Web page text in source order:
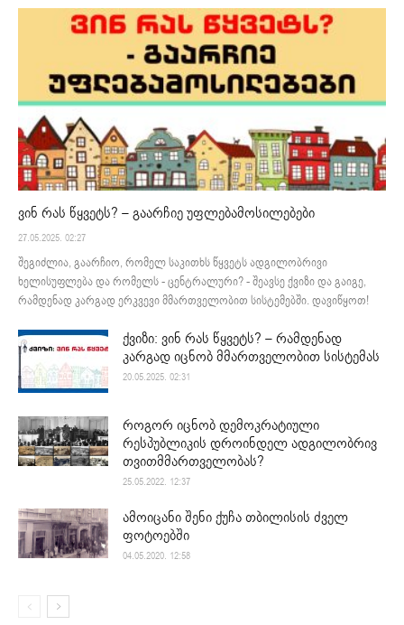
ვინ რას წყვეტს? – გაარჩიე უფლებამოსილებები
27.05.2025. 02:27
შეგიძლია, გაარჩიო, რომელ საკითხს წყვეტს ადგილობრივი
ხელისუფლება და რომელს - ცენტრალური? - შეავსე ქვიზი და გაიგე,
რამდენად კარგად ერკვევი მმართველობით სისტემებში. დავიწყოთ!
ქვიზი: ვინ რას წყვეტს? – რამდენად
კარგად იცნობ მმართველობით სისტემას
20.05.2025. 02:31
როგორ იცნობ დემოკრატიული
რესპუბლიკის დროინდელ ადგილობრივ
თვითმმართველობას?
25.05.2022. 12:37
ამოიცანი შენი ქუჩა თბილისის ძველ
ფოტოებში
04.05.2020. 12:58